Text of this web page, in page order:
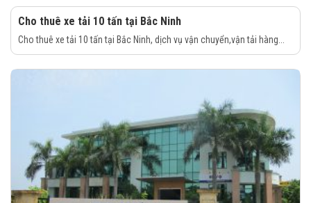
Cho thuê xe tải 10 tấn tại Bắc Ninh
Cho thuê xe tải 10 tấn tại Bắc Ninh, dịch vụ vận chuyển,vận tải hàng...